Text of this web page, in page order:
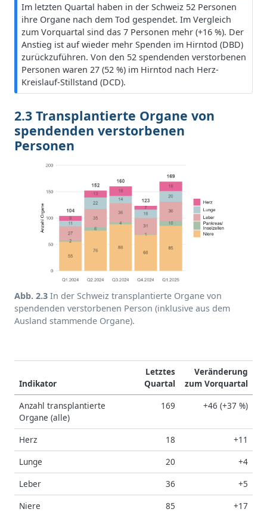
n
w
e
i
s
Im letzten Quartal haben in der Schweiz 52 Personen
ihre Organe nach dem Tod gespendet. Im Vergleich
zum Vorquartal sind das 7 Personen mehr (+16 %). Der
Anstieg ist auf wieder mehr Spenden im Hirntod (DBD)
zurückzuführen. Von den 52 spendenden verstorbenen
Personen waren 27 (52 %) im Hirntod nach Herz-
Kreislauf-Stillstand (DCD).
2.3 Transplantierte Organe von
spendenden verstorbenen
Personen
Abb. 2.3 In der Schweiz transplantierte Organe von
spendenden verstorbenen Person (inklusive aus dem
Ausland stammende Organe).
Indikator
Letztes
Quartal
Veränderung
zum Vorquartal
Anzahl transplantierte
Organe (alle)
169 +46 (+37 %)
Herz 18
+11
Lunge
20
+4
Leber
36
+5
Niere
85
+17